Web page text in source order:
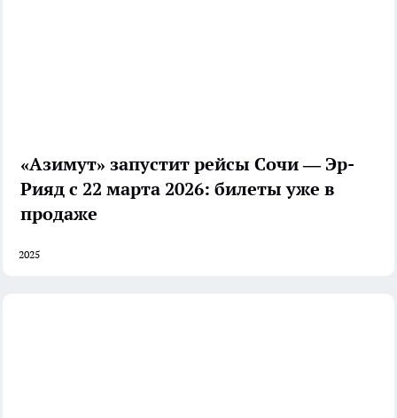
«Азимут» запустит рейсы Сочи — Эр-
Рияд с 22 марта 2026: билеты уже в
продаже
2025